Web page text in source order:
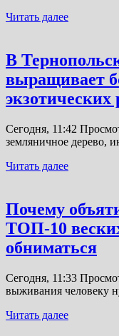
Читать далее
В
выращивает
экзотических
Сегодня, 11:42
земляничное дерево,
Читать далее
Почему
ТОП-10
обниматься
Сегодня, 11:33
выживания человеку
Читать далее